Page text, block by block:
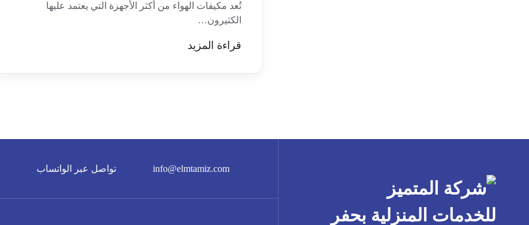
تُعد مكيفات الهواء من أكثر الأجهزة التي يعتمد عليها
الكثيرون…
قراءة المزيد
info@elmtamiz.com تواصل عبر الواتساب